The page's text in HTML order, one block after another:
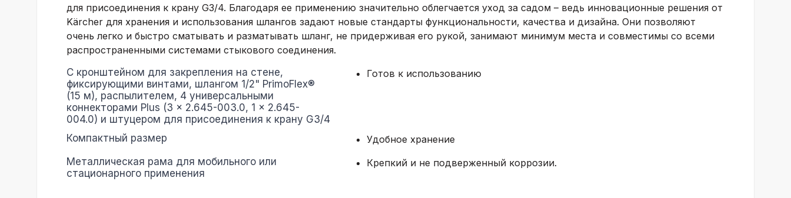
для присоединения к крану G3/4. Благодаря ее применению значительно облегчается уход за садом – ведь инновационные решения от
Kärcher для хранения и использования шлангов задают новые стандарты функциональности, качества и дизайна. Они позволяют
очень легко и быстро сматывать и разматывать шланг, не придерживая его рукой, занимают минимум места и совместимы со всеми
распространенными системами стыкового соединения.
С кронштейном для закрепления на стене,
фиксирующими винтами, шлангом 1/2" PrimoFlex®
(15 м), распылителем, 4 универсальными
коннекторами Plus (3 x 2.645-003.0, 1 x 2.645-
004.0) и штуцером для присоединения к крану G3/4
Готов к использованию
Компактный размер
Удобное хранение
Металлическая рама для мобильного или
стационарного применения
Крепкий и не подверженный коррозии.